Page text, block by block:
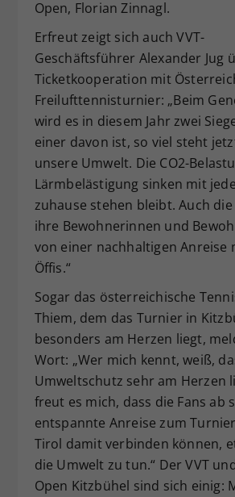
Open, Florian Zinnagl.
Erfreut zeigt sich auch VVT-
Geschäftsführer Alexander Jug
Ticketkooperation mit
Freilufttennisturnier: „Beim
wird es in diesem Jahr zwei
einer davon ist, so viel steht
unsere Umwelt. Die CO2-
Lärmbelästigung sinken mit
zuhause stehen bleibt. Auch
ihre Bewohnerinnen und
von einer nachhaltigen Anreise
Öffis.“
Sogar das österreichische
Thiem, dem das Turnier in
besonders am Herzen liegt,
Wort: „Wer mich kennt, weiß,
Umweltschutz sehr am Herzen
freut es mich, dass die Fans ab
entspannte Anreise zum
Tirol damit verbinden können,
die Umwelt zu tun.“ Der VVT
Open Kitzbühel sind sich einig: